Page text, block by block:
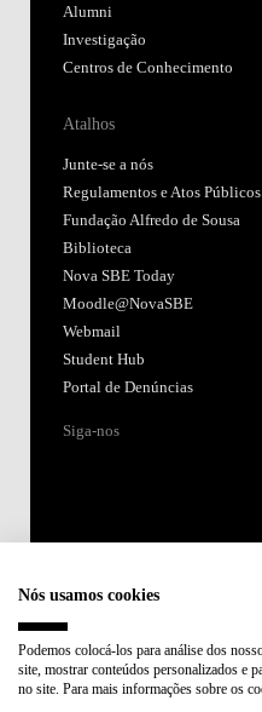
Alumni
Investigação
Centros de Conhecimento
Atalhos
Junte-se a nós
Regulamentos e Atos Públicos
Fundação Alfredo de Sousa
Biblioteca
Nova SBE Today
Moodle@NovaSBE
Webmail
Student Hub
Portal de Denúncias
Siga-nos
Membro de:
Nós usamos cookies
Podemos colocá-los para análise dos
site, mostrar conteúdos personalizados e
no site. Para mais informações sobre os